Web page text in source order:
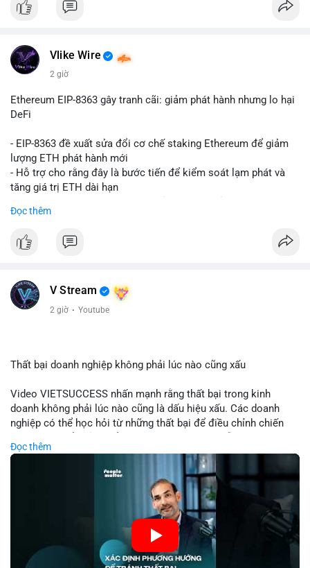
Vlike Wire
2 giờ
Ethereum EIP-8363 gây tranh cãi: giảm phát hành nhưng lo hại
DeFi
- EIP-8363 đề xuất sửa đổi cơ chế staking Ethereum để giảm
lượng ETH phát hành mới
- Hỗ trợ cho rằng đây là bước tiến để kiểm soát lạm phát và
tăng giá trị ETH dài hạn
động lực staking, ảnh hưởng đến bảo mật mạng lưới
tập trung và làm chậm sự tham gia của nhà đầu tư istituционаl
#binancesquare #cryptonews
Đọc thêm
V Stream
2 giờ · Youtube
Thất bại doanh nghiệp không phải lúc nào cũng xấu
Video VIETSUCCESS nhấn mạnh rằng thất bại trong kinh
doanh không phải lúc nào cũng là dấu hiệu xấu. Các doanh
nghiệp có thể học hỏi từ những thất bại để điều chỉnh chiến
trình. Trong lĩnh vực tài chính và crypto, hiểu rõ nguyên nhân
thất bại giúp quản lý rủi ro hiệu quả và tránh lặp lại sai lầm.
Điều này đặc biệt quan trọng khi áp dụng vào các mô hình kinh
doanh mới hoặc đầu tư vào dự án blockchain.
🎥 Xem video trực tiếp tại:
Nguồn: VIETSUCCESS
Đọc thêm